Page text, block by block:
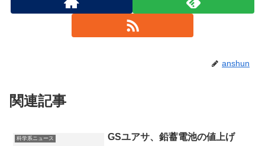
anshun
関連記事
科学系ニュース GSユアサ、鉛蓄電池の値上げ